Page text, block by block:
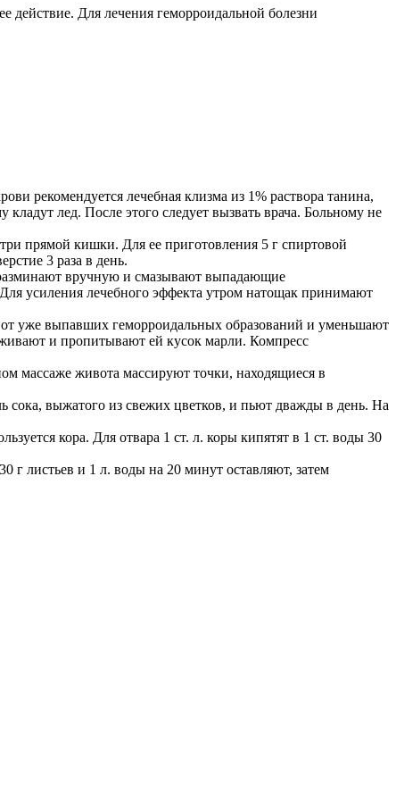
Для лечения геморроидальной болезни
рекомендуется лечебная клизма из 1% раствора танина,
лед. После этого следует вызвать врача. Больному не
прямой кишки. Для ее приготовления 5 г спиртовой
3 раза в день.
вручную и смазывают выпадающие
усиления лечебного эффекта утром натощак принимают
уже выпавших геморроидальных образований и уменьшают
и пропитывают ей кусок марли. Компресс
массаже живота массируют точки, находящиеся в
сока, выжатого из свежих цветков, и пьют дважды в день. На
кора. Для отвара 1 ст. л. коры кипятят в 1 ст. воды 30
г листьев и 1 л. воды на 20 минут оставляют, затем